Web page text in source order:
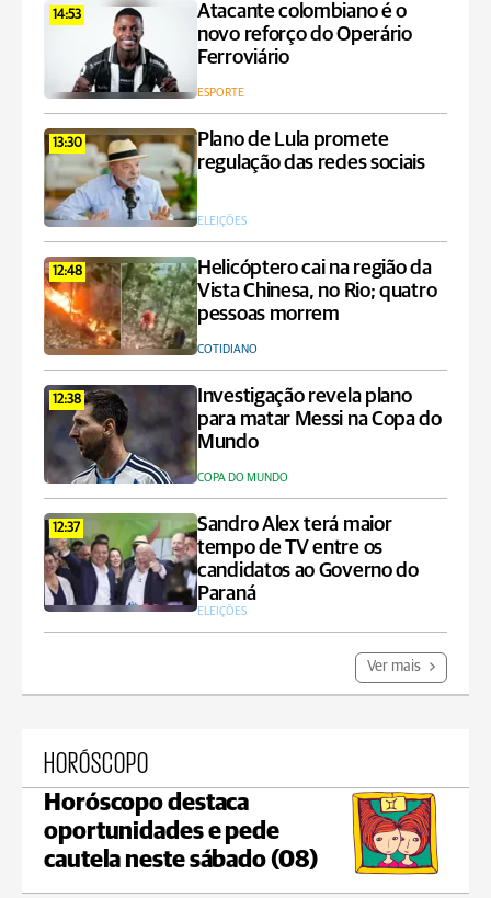
14:53
Atacante colombiano é o
novo reforço do Operário
Ferroviário
ESPORTE
13:30
Plano de Lula promete
regulação das redes sociais
ELEIÇÕES
12:48
Helicóptero cai na região da
Vista Chinesa, no Rio; quatro
pessoas morrem
COTIDIANO
12:38
Investigação revela plano
para matar Messi na Copa do
Mundo
COPA DO MUNDO
12:37
Sandro Alex terá maior
tempo de TV entre os
candidatos ao Governo do
Paraná
ELEIÇÕES
Ver mais
HORÓSCOPO
Horóscopo destaca
oportunidades e pede
cautela neste sábado (08)